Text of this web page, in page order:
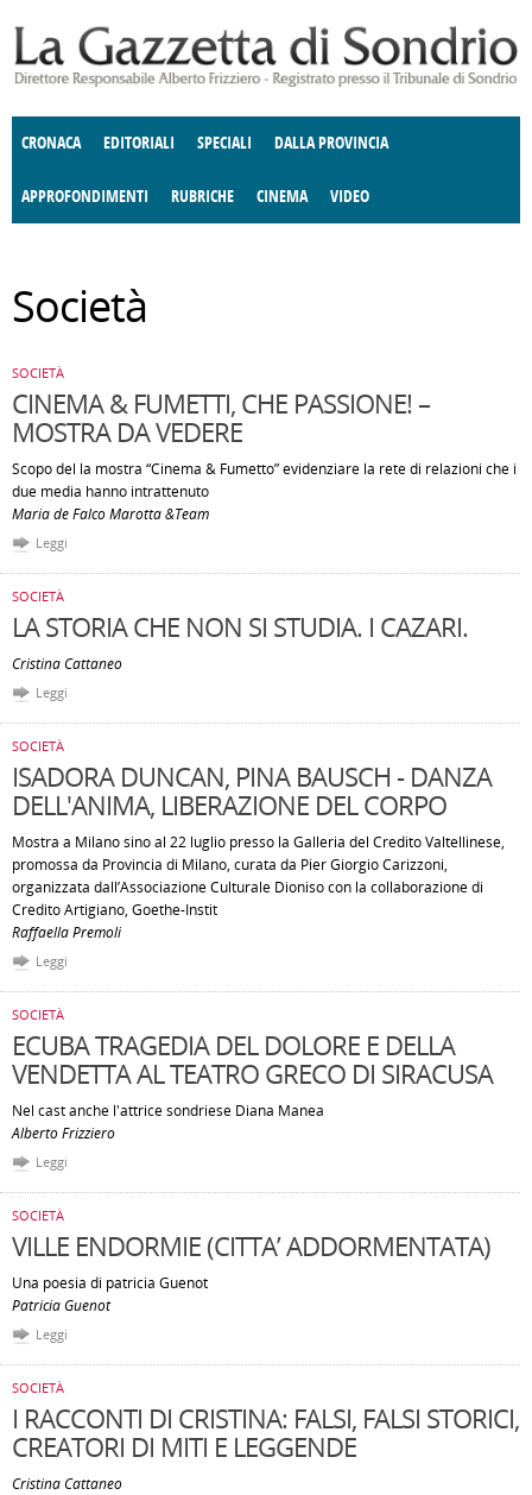
CRONACA EDITORIALI SPECIALI DALLA PROVINCIA
APPROFONDIMENTI
CULTURA E SPETTACOLI
RUBRICHE
DELLE IDEE FATTI DELLO SPIRITO
CINEMA VIDEO
Società
SOCIETÀ
CINEMA & FUMETTI, CHE PASSIONE! –
MOSTRA DA VEDERE
Scopo del la mostra “Cinema & Fumetto” evidenziare la rete di relazioni che i
due media hanno intrattenuto
Maria de Falco Marotta &Team
Leggi
SOCIETÀ
LA STORIA CHE NON SI STUDIA. I CAZARI.
Cristina Cattaneo
Leggi
SOCIETÀ
ISADORA DUNCAN, PINA BAUSCH - DANZA
DELL'ANIMA, LIBERAZIONE DEL CORPO
Mostra a Milano sino al 22 luglio presso la Galleria del Credito Valtellinese,
promossa da Provincia di Milano, curata da Pier Giorgio Carizzoni,
organizzata dall’Associazione Culturale Dioniso con la collaborazione di
Credito Artigiano, Goethe-Instit
Raffaella Premoli
Leggi
SOCIETÀ
ECUBA TRAGEDIA DEL DOLORE E DELLA
VENDETTA AL TEATRO GRECO DI SIRACUSA
Nel cast anche l'attrice sondriese Diana Manea
Alberto Frizziero
Leggi
SOCIETÀ
VILLE ENDORMIE (CITTA’ ADDORMENTATA)
Una poesia di patricia Guenot
Patricia Guenot
Leggi
SOCIETÀ
I RACCONTI DI CRISTINA: FALSI, FALSI STORICI,
CREATORI DI MITI E LEGGENDE
Cristina Cattaneo